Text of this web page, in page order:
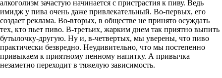
алкоголизм зачастую начинается с пристрастия к пиву. Ведь
имидж у пива очень даже привлекательный. Во-первых, его
создает реклама. Во-вторых, в обществе не принято осуждать
тех, кто пьет пиво. В-третьих, жарким днем так приятно выпить
бутылочку-другую. Ну и, в-четвертых, мы уверены, что пиво
практически безвредно. Неудивительно, что мы постепенно
привыкаем к приятному пенному напитку. А привычка
незаметно переходит в тяжелую зависимость.